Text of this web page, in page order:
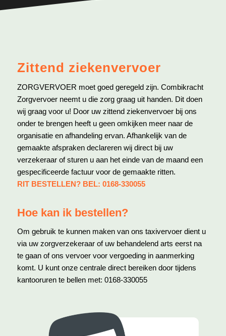
Zittend ziekenvervoer
ZORGVERVOER moet goed geregeld zijn. Combikracht
Zorgvervoer neemt u die zorg graag uit handen. Dit doen
wij graag voor u! Door uw zittend ziekenvervoer bij ons
onder te brengen heeft u geen omkijken meer naar de
organisatie en afhandeling ervan. Afhankelijk van de
gemaakte afspraken declareren wij direct bij uw
verzekeraar of sturen u aan het einde van de maand een
gespecificeerde factuur voor de gemaakte ritten.
RIT BESTELLEN? BEL: 0168-330055
Hoe kan ik bestellen?
Om gebruik te kunnen maken van ons taxivervoer dient u
via uw zorgverzekeraar of uw behandelend arts eerst na
te gaan of ons vervoer voor vergoeding in aanmerking
komt. U kunt onze centrale direct bereiken door tijdens
kantooruren te bellen met: 0168-330055